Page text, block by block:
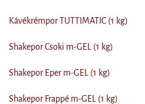
Kávékrémpor TUTTIMATIC (1 kg)
Shakepor Csoki m-GEL (1 kg)
Shakepor Eper m-GEL (1 kg)
Shakepor Frappé m-GEL (1 kg)